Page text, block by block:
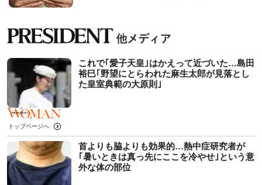
これで｢愛子天皇｣はかえって近づいた…島田
裕巳｢野望にとらわれた麻生太郎が見落とし
た皇室典範の大原則｣
トップページへ
首よりも脇よりも効果的…熱中症研究者が
｢暑いときは真っ先にここを冷やせ｣という意
外な体の部位